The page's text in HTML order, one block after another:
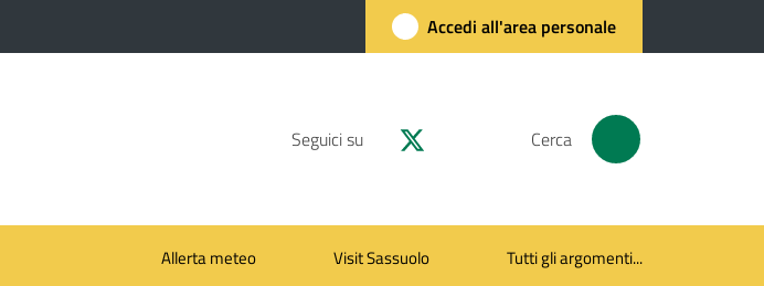
Accedi all'area personale
Seguici su Cerca
Allerta meteo Visit Sassuolo Tutti gli argomenti...